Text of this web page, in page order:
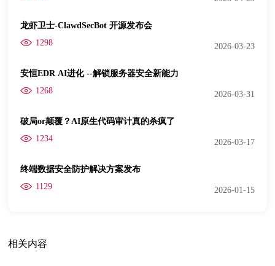
龙虾卫士-ClawdSecBot 开源发布会
1298
2026-03-23
安恒EDR AI进化 --解锁服务器安全新能力
1268
2026-03-31
破局or颠覆？AI原生代码审计真的杀疯了
1234
2026-03-17
终端数据安全防护解决方案发布
1129
2026-01-15
相关内容